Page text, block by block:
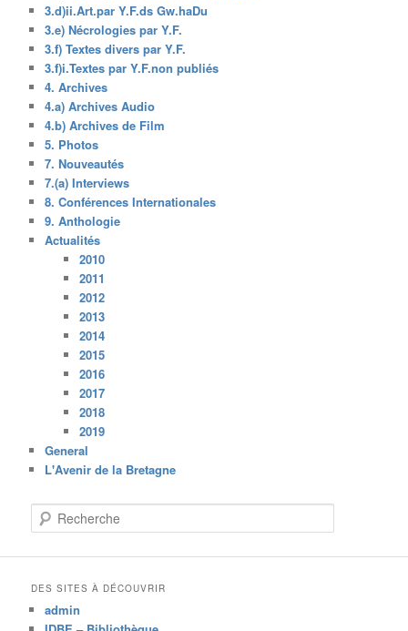
3.d)ii.Art.par Y.F.ds Gw.haDu
3.e) Nécrologies par Y.F.
3.f) Textes divers par Y.F.
3.f)i.Textes par Y.F.non publiés
4. Archives
4.a) Archives Audio
4.b) Archives de Film
5. Photos
7. Nouveautés
7.(a) Interviews
8. Conférences Internationales
9. Anthologie
Actualités
2010
2011
2012
2013
2014
2015
2016
2017
2018
2019
General
L'Avenir de la Bretagne
e
e
c
DES SITES À DÉCOUVRIR
admin